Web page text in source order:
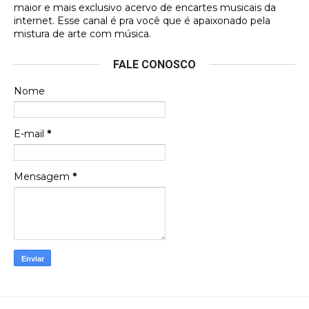
Francierton
futuras aquisições, e olhando o encarte aqui, me
Francierton
Espero que tenham sentido minha falta, informo
que estou de volta para trazer mais contribuições
maior e mais exclusivo acervo de encartes musicais da
internet. Esse canal é pra você que é apaixonado pela
mistura de arte com música.
FALE CONOSCO
Nome
E-mail *
Mensagem *